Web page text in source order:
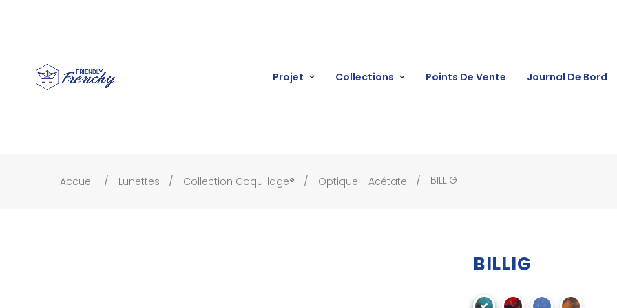
Projet Collections Points De Vente Journal De Bord
Accueil Lunettes Collection Coquillage® Optique - Acétate BILLIG
BILLIG